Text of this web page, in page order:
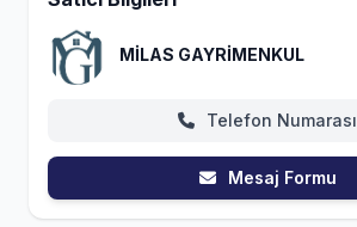
MİLAS GAYRİMENKUL
Telefon Numarası
Mesaj Formu